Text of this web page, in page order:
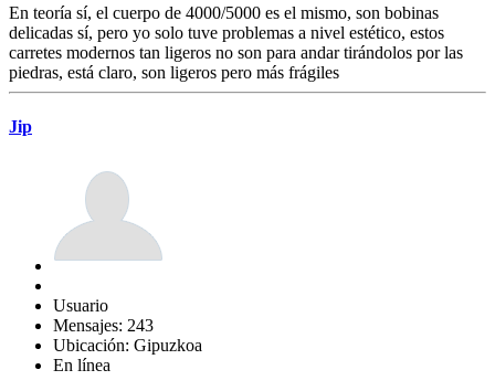
En teoría sí, el cuerpo de 4000/5000 es el mismo, son bobinas
delicadas sí, pero yo solo tuve problemas a nivel estético, estos
carretes modernos tan ligeros no son para andar tirándolos por las
piedras, está claro, son ligeros pero más frágiles
Jip
Usuario
Mensajes: 243
Ubicación: Gipuzkoa
En línea